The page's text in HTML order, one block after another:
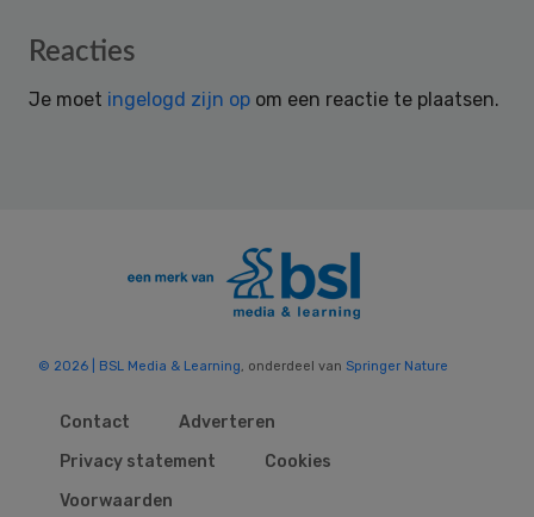
Reader
Reacties
Je moet ingelogd zijn op om een reactie te plaatsen.
© 2026 | BSL Media & Learning, onderdeel van Springer Nature
Contact
Adverteren
Privacy statement
Cookies
Voorwaarden